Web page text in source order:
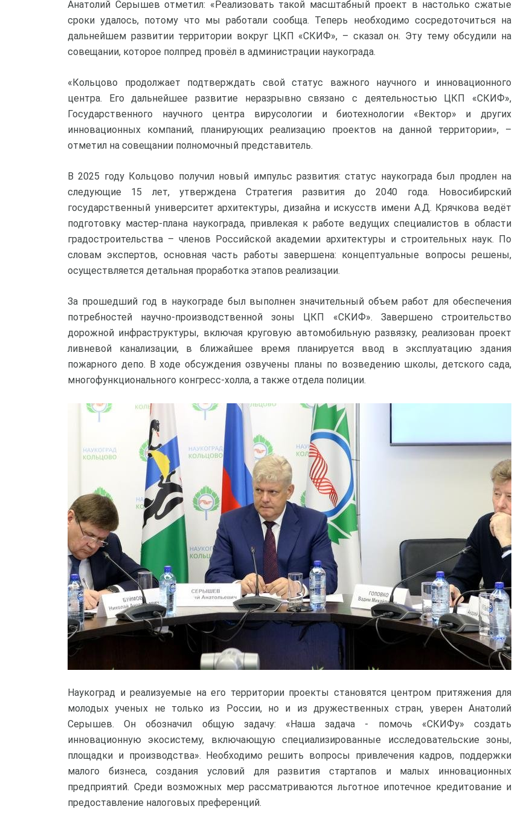
Анатолий Серышев отметил: «Реализовать такой масштабный проект в настолько сжатые
сроки удалось, потому что мы работали сообща. Теперь необходимо сосредоточиться на
дальнейшем развитии территории вокруг ЦКП «СКИФ», – сказал он. Эту тему обсудили на
совещании, которое полпред провёл в администрации наукограда.
«Кольцово продолжает подтверждать свой статус важного научного и инновационного
центра. Его дальнейшее развитие неразрывно связано с деятельностью ЦКП «СКИФ»,
Государственного научного центра вирусологии и биотехнологии «Вектор» и других
инновационных компаний, планирующих реализацию проектов на данной территории», –
отметил на совещании полномочный представитель.
В 2025 году Кольцово получил новый импульс развития: статус наукограда был продлен на
следующие 15 лет, утверждена Стратегия развития до 2040 года. Новосибирский
государственный университет архитектуры, дизайна и искусств имени А.Д. Крячкова ведёт
подготовку мастер-плана наукограда, привлекая к работе ведущих специалистов в области
градостроительства – членов Российской академии архитектуры и строительных наук. По
словам экспертов, основная часть работы завершена: концептуальные вопросы решены,
осуществляется детальная проработка этапов реализации.
За прошедший год в наукограде был выполнен значительный объем работ для обеспечения
потребностей научно-производственной зоны ЦКП «СКИФ». Завершено строительство
дорожной инфраструктуры, включая круговую автомобильную развязку, реализован проект
ливневой канализации, в ближайшее время планируется ввод в эксплуатацию здания
пожарного депо. В ходе обсуждения озвучены планы по возведению школы, детского сада,
многофункционального конгресс-холла, а также отдела полиции.
Наукоград и реализуемые на его территории проекты становятся центром притяжения для
молодых ученых не только из России, но и из дружественных стран, уверен Анатолий
Серышев. Он обозначил общую задачу: «Наша задача - помочь «СКИФу» создать
инновационную экосистему, включающую специализированные исследовательские зоны,
площадки и производства». Необходимо решить вопросы привлечения кадров, поддержки
малого бизнеса, создания условий для развития стартапов и малых инновационных
предприятий. Среди возможных мер рассматриваются льготное ипотечное кредитование и
предоставление налоговых преференций.